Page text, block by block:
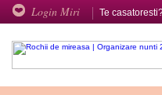
Login Miri Te